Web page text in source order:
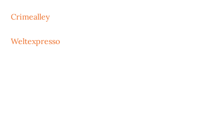
Crimealley
Weltexpresso